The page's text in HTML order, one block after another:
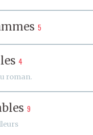
5
4
roman.
9